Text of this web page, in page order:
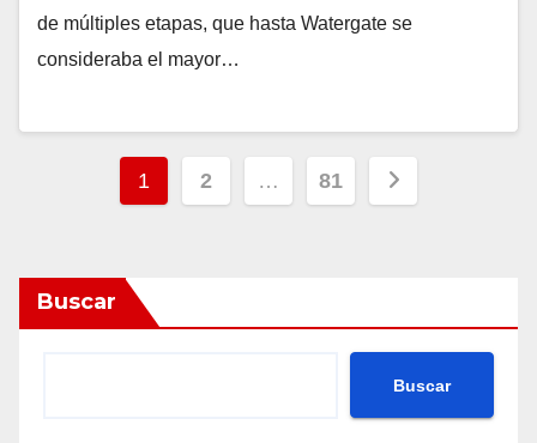
de múltiples etapas, que hasta Watergate se
consideraba el mayor…
Posts
1 2 … 81
Buscar
Buscar